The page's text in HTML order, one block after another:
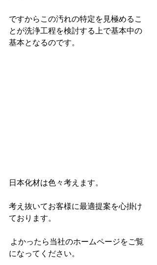
ですからこの汚れの特定を見極めるこ
とが洗浄工程を検討する上で基本中の
基本となるのです。
日本化材は色々考えます。
考え抜いてお客様に最適提案を心掛け
ております。
になってください。